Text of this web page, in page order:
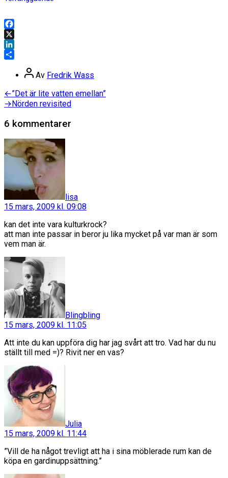
Facebook
X
LinkedIn
Inläggsförfattare
Av Fredrik Wass
Inläggsnavigering
←Föregående
inlägg:
”Det är lite vatten emellan”
→Nästa
Nörden revisited
6 kommentarer
lisa
15 mars, 2009 kl. 09:08
kan det inte vara kulturkrock?
att man inte passar in beror ju lika mycket på var man är som
vem man är.
Blingbling
15 mars, 2009 kl. 11:05
Att inte du kan uppföra dig har jag svårt att tro. Vad har du nu
ställt till med =)? Rivit ner en vas?
Julia
15 mars, 2009 kl. 11:44
”Vill de ha något trevligt att ha i sina möblerade rum kan de
köpa en gardinuppsättning.”